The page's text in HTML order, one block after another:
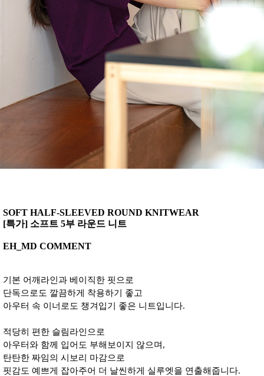
SOFT HALF-SLEEVED ROUND KNITWEAR
[특가] 소프트 5부 라운드 니트
EH_MD COMMENT
기본 어깨라인과 베이직한 핏으로
단독으로도 깔끔하게 착용하기 좋고
아우터 속 이너로도 챙겨입기 좋은 니트입니다.
적당히 편한 슬림라인으로
아우터와 함께 입어도 부해보이지 않으며,
탄탄한 짜임의 시보리 마감으로
핏감도 예쁘게 잡아주어 더 날씬하게 실루엣을 연출해줍니다.